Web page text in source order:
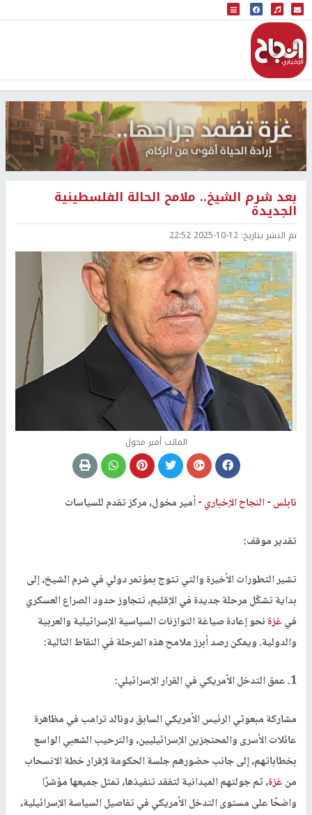
البث المباشر
إذاعة النجاح
بعد شرم الشيخ.. ملامح الحالة الفلسطينية
الجديدة
تم النشر بتاريخ: 2025-10-12 22:52
الماتب أمير مخول
نابلس -النجاح الإخباري -أمير مخول، مركز تقدم للسياسات
تقدير موقف:
تشير التطورات الأخيرة والتي تتوج بمؤتمر دولي في شرم الشيخ، إلى
بداية تشكّل مرحلة جديدة في الإقليم، تتجاوز حدود الصراع العسكري
فيغزةنحو إعادة صياغة التوازنات السياسية الإسرائيلية والعربية
والدولية. ويمكن رصد أبرز ملامح هذه المرحلة في النقاط التالية:
1. عمق التدخل الأمريكي في القرار الإسرائيلي:
مشاركة مبعوثي الرئيس الأمريكي السابق دونالد ترامب في مظاهرة
عائلات الأسرى والمحتجزين الإسرائيليين، والترحيب الشعبي الواسع
بخطاباتهم، إلى جانب حضورهم جلسة الحكومة لإقرار خطة الانسحاب
منغزة، ثم جولتهم الميدانية لتفقد تنفيذها، تمثل جميعها مؤشرًا
واضحًا على مستوى التدخل الأمريكي في تفاصيل السياسة الإسرائيلية،